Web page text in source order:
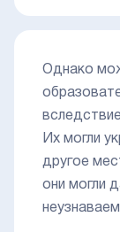
Однако
Их могли
другое
они могли